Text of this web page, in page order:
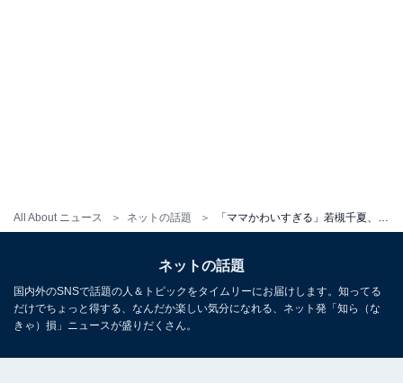
All About ニュース ネットの話題
ネットの話題
国内外のSNSで話題の人＆トピックをタイムリーにお届けします。知ってる
だけでちょっと得する、なんだか楽しい気分になれる、ネット発「知ら（な
きゃ）損」ニュースが盛りだくさん。